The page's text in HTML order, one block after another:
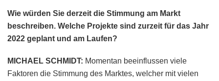
Wie würden Sie derzeit die Stimmung am Markt
beschreiben. Welche Projekte sind zurzeit für das Jahr
2022 geplant und am Laufen?
MICHAEL SCHMIDT: Momentan beeinflussen viele
Faktoren die Stimmung des Marktes, welcher mit vielen